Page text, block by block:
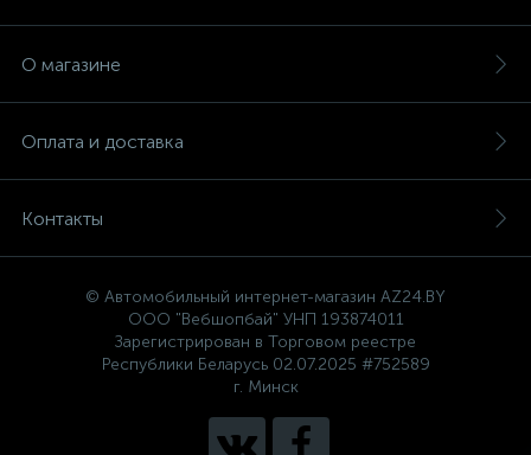
О магазине
Оплата и доставка
Контакты
© Автомобильный интернет-магазин AZ24.BY
ООО "Вебшопбай" УНП 193874011
Зарегистрирован в Торговом реестре
Республики Беларусь 02.07.2025 #752589
г. Минск